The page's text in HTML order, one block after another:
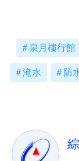
泉月樓行館
淹水 防